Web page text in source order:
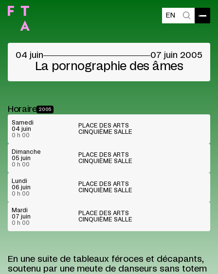
EN
©
04 juin 07 juin 2005
La pornographie des âmes
En une suite de tableaux féroces et décapants,
soutenu par une meute de danseurs sans totem
Horaire 2005
Samedi
04 juin
0 h 00
PLACE DES ARTS
CINQUIÈME SALLE
Dimanche
05 juin
0 h 00
PLACE DES ARTS
CINQUIÈME SALLE
Lundi
06 juin
0 h 00
PLACE DES ARTS
CINQUIÈME SALLE
Mardi
07 juin
0 h 00
PLACE DES ARTS
CINQUIÈME SALLE